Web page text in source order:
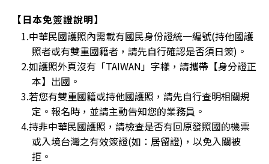
【日本免簽證說明】
1.中華民國護照內需載有國民身份證統一編號(持他國護
照者或有雙重國籍者，請先自行確認是否須日簽)。
2.如護照外頁沒有「TAIWAN」字樣，請攜帶【身分證正
本】出國。
3.若您有雙重國籍或持他國護照，請先自行查明相關規
定。報名時，並請主動告知您的業務員。
4.持非中華民國護照，請檢查是否有回原發照國的機票
或入境台灣之有效簽證(如：居留證)，以免入關被
拒。